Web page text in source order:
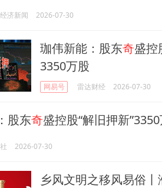
济新闻 2026-07-30
珈伟新能：股东奇盛控
3350万股
网易号 雷达财经 2026-07-30
股东奇盛控股“解旧押新
2026-07-30
乡风文明之移风易俗